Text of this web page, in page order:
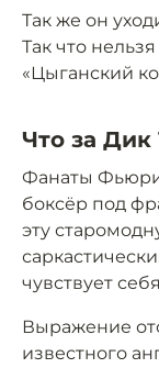
Так же он
Так что
«Цыганский
Что за Дик
Фанаты Фьюри
боксёр под
эту
чувствует себя
Выражение
известного